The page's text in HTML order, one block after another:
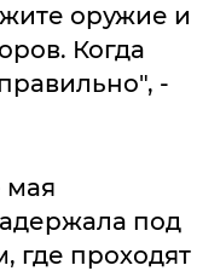
оружие и
Когда
-
мая
под
где проходят